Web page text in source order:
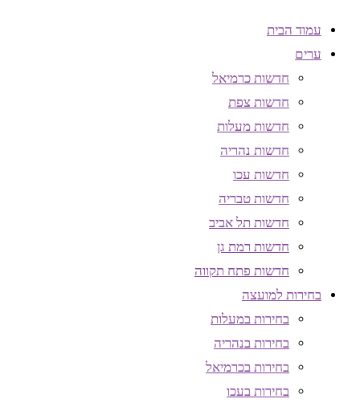
עמוד הבית
ערים
חדשות כרמיאל
חדשות צפת
חדשות מעלות
חדשות נהריה
חדשות עכו
חדשות טבריה
חדשות תל אביב
חדשות רמת גן
חדשות פתח תקווה
בחירות למועצה
בחירות במעלות
בחירות בנהריה
בחירות בכרמיאל
בחירות בעכו